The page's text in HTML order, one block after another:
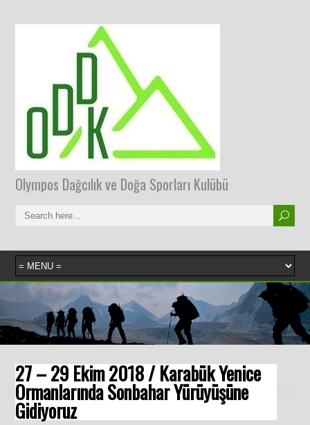
Olympos Dağcılık ve Doğa Sporları Kulübü
27 – 29 Ekim 2018 / Karabük Yenice
Ormanlarında Sonbahar Yürüyüşüne
Gidiyoruz